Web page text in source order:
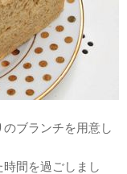
ブランチを用意し
間を過ごしまし